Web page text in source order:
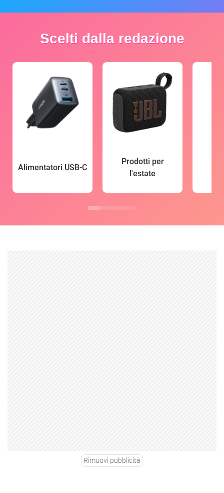
Scelti dalla redazione
Alimentatori USB-C
Prodotti per
l'estate
Rimuovi pubblicità